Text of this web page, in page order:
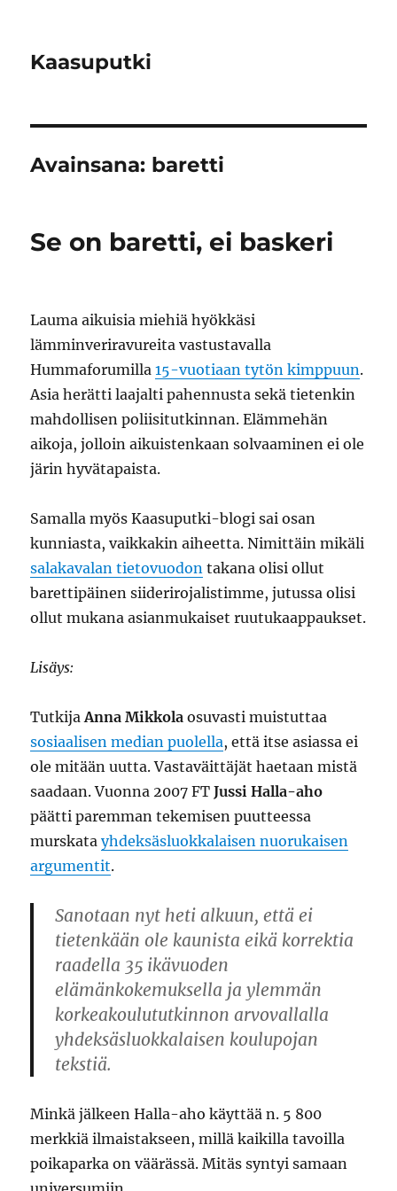
Kaasuputki
Avainsana: baretti
Se on baretti, ei baskeri
Lauma aikuisia miehiä hyökkäsi
lämminveriravureita vastustavalla
Hummaforumilla15-vuotiaan tytön kimppuun.
Asia herätti laajalti pahennusta sekä tietenkin
mahdollisen poliisitutkinnan. Elämmehän
aikoja, jolloin aikuistenkaan solvaaminen ei ole
järin hyvätapaista.
Samalla myös Kaasuputki-blogi sai osan
kunniasta, vaikkakin aiheetta. Nimittäin mikäli
salakavalan tietovuodon takana olisi ollut
barettipäinen siiderirojalistimme, jutussa olisi
ollut mukana asianmukaiset ruutukaappaukset.
Lisäys:
TutkijaAnna Mikkola osuvasti muistuttaa
sosiaalisen median puolella, että itse asiassa ei
ole mitään uutta. Vastaväittäjät haetaan mistä
saadaan. Vuonna 2007 FTJussi Halla-aho
päätti paremman tekemisen puutteessa
murskatayhdeksäsluokkalaisen nuorukaisen
argumentit.
Sanotaan nyt heti alkuun, että ei
tietenkään ole kaunista eikä korrektia
raadella 35 ikävuoden
elämänkokemuksella ja ylemmän
korkeakoulututkinnon arvovallalla
yhdeksäsluokkalaisen koulupojan
tekstiä.
Minkä jälkeen Halla-aho käyttää n. 5 800
merkkiä ilmaistakseen, millä kaikilla tavoilla
poikaparka on väärässä. Mitäs syntyi samaan